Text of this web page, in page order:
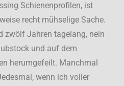
Schienenprofilen, ist
recht mühselige Sache.
zwölf Jahren tagelang, nein
und auf dem
herumgefeilt. Manchmal
wenn ich voller